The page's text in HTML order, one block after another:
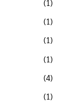
(1)
(1)
(1)
(1)
(4)
(1)